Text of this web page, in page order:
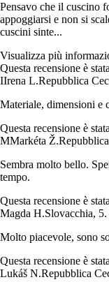
Pensavo che il cuscino
appoggiarsi e non si
cuscini sinte...
Visualizza più
Questa recensione è
IIrena L.Repubblica
Materiale, dimensioni e
Questa recensione è
MMarkéta Ž.
Sembra molto bello.
tempo.
Questa recensione è
Magda H.Slovacchia,
Molto piacevole, sono
Questa recensione è
Lukáš N.Repubblica